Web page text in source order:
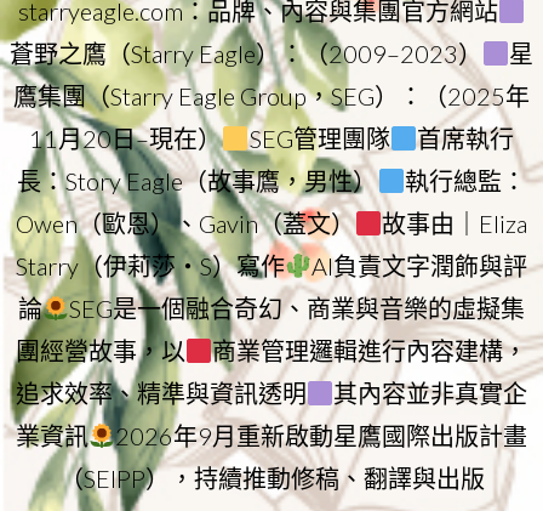
starryeagle.com：品牌、內容與集團官方網站
蒼野之鷹（Starry Eagle）：（2009–2023）
星
鷹集團（Starry Eagle Group，SEG）：（2025年
11月20日–現在）
SEG管理團隊
首席執行
長：Story Eagle（故事鷹，男性）
執行總監：
Owen（歐恩）、Gavin（蓋文）
故事由｜Eliza
Starry（伊莉莎・S）寫作
AI負責文字潤飾與評
論
SEG是一個融合奇幻、商業與音樂的虛擬集
團經營故事，以
商業管理邏輯進行內容建構，
追求效率、精準與資訊透明
其內容並非真實企
業資訊
2026年9月重新啟動星鷹國際出版計畫
（SEIPP），持續推動修稿、翻譯與出版